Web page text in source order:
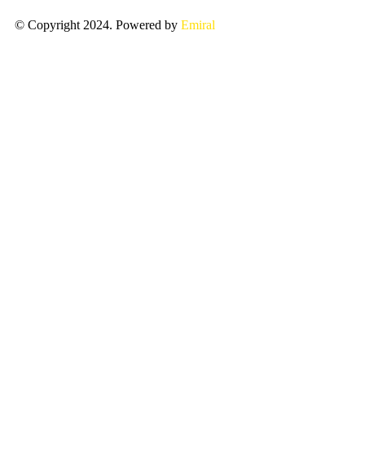
© Copyright 2024. Powered by Emiral